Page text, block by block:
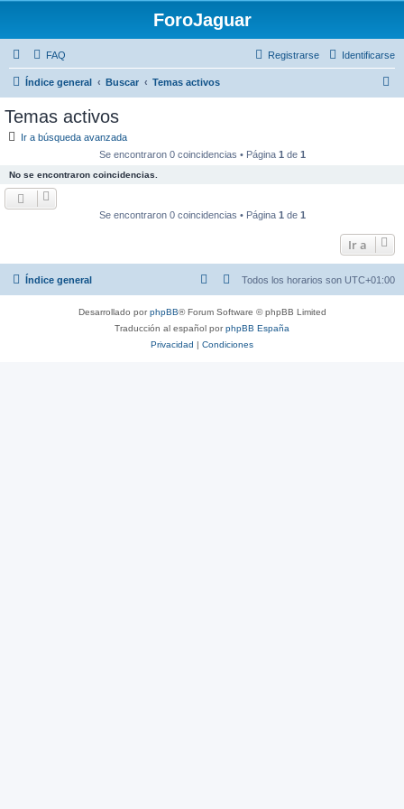
ForoJaguar
FAQ Identificarse
Registrarse
Índice general Buscar Temas activos
Temas activos
Ir a búsqueda avanzada
Se encontraron 0 coincidencias • Página 1 de 1
No se encontraron coincidencias.
Se encontraron 0 coincidencias • Página 1 de 1
Ir a
Índice general Todos los horarios son UTC+01:00
Desarrollado porphpBB® Forum Software © phpBB Limited
Traducción al español porphpBB España
Privacidad | Condiciones